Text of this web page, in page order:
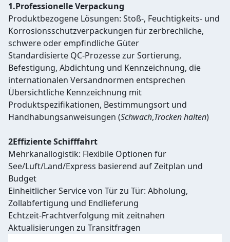
1.Professionelle Verpackung
Produktbezogene Lösungen: Stoß-, Feuchtigkeits- und
Korrosionsschutzverpackungen für zerbrechliche,
schwere oder empfindliche Güter
Standardisierte QC-Prozesse zur Sortierung,
Befestigung, Abdichtung und Kennzeichnung, die
internationalen Versandnormen entsprechen
Übersichtliche Kennzeichnung mit
Produktspezifikationen, Bestimmungsort und
Handhabungsanweisungen (Schwach,Trocken halten)
2Effiziente Schifffahrt
Mehrkanallogistik: Flexibile Optionen für
See/Luft/Land/Express basierend auf Zeitplan und
Budget
Einheitlicher Service von Tür zu Tür: Abholung,
Zollabfertigung und Endlieferung
Echtzeit-Frachtverfolgung mit zeitnahen
Aktualisierungen zu Transitfragen